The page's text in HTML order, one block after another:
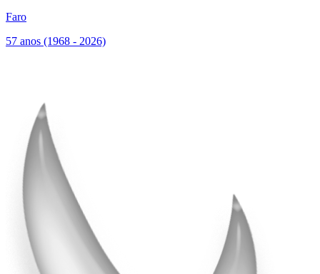
Faro
57 anos (1968 - 2026)